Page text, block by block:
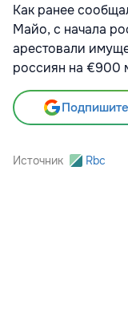
Как ранее
Майо, с начала
арестовали
россиян на €900
Источник Rbc